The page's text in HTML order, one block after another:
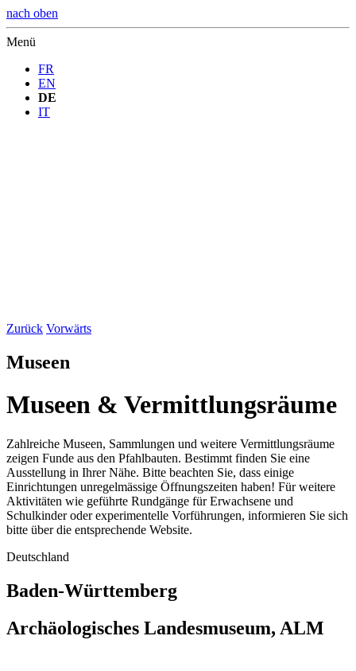
nach oben
Menü
FR
EN
DE
IT
Zurück Vorwärts
Museen
Museen & Vermittlungsräume
Zahlreiche Museen, Sammlungen und weitere Vermittlungsräume
zeigen Funde aus den Pfahlbauten. Bestimmt finden Sie eine
Ausstellung in Ihrer Nähe. Bitte beachten Sie, dass einige
Einrichtungen unregelmässige Öffnungszeiten haben! Für weitere
Aktivitäten wie geführte Rundgänge für Erwachsene und
Schulkinder oder experimentelle Vorführungen, informieren Sie sich
bitte über die entsprechende Website.
Deutschland
Baden-Württemberg
Archäologisches Landesmuseum, ALM